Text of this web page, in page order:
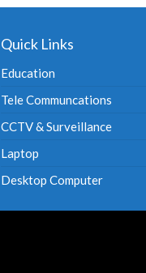
Quick Links
Education
Tele Communcations
CCTV & Surveillance
Laptop
Desktop Computer